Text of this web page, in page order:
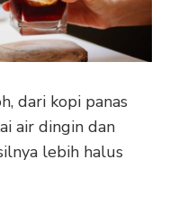
dari kopi panas
air dingin dan
lebih halus